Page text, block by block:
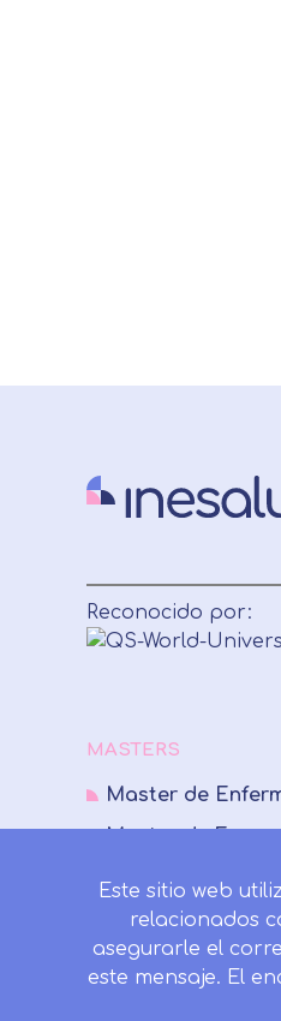
Reconocido por:
MASTERS
Master de
Master de
Master de
Master de
Master de
Este sitio web
relacionados
asegurarle el
este mensaje. El